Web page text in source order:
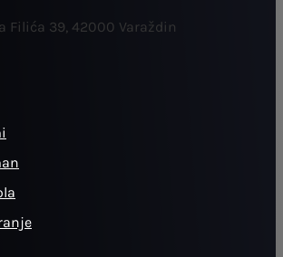
Filića 39, 42000 Varaždin